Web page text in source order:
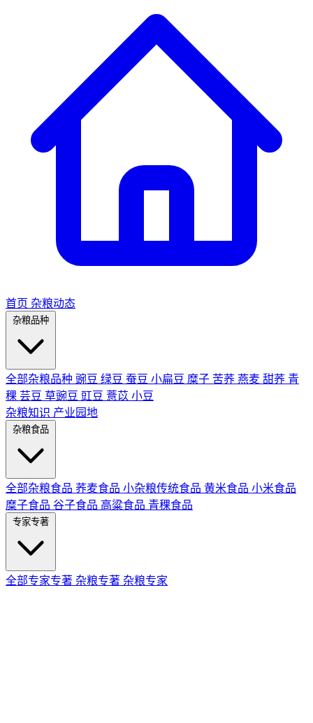
首页 杂粮动态
杂粮品种
全部杂粮品种 豌豆 绿豆 蚕豆 小扁豆 糜子 苦荞 燕麦 甜荞 青
稞 芸豆 草豌豆 豇豆 薏苡 小豆
杂粮知识 产业园地
杂粮食品
全部杂粮食品 荞麦食品 小杂粮传统食品 黄米食品 小米食品
糜子食品 谷子食品 高粱食品 青稞食品
专家专著
全部专家专著 杂粮专著 杂粮专家